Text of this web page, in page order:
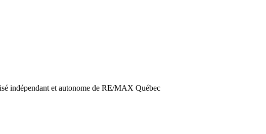
indépendant et autonome de RE/MAX Québec